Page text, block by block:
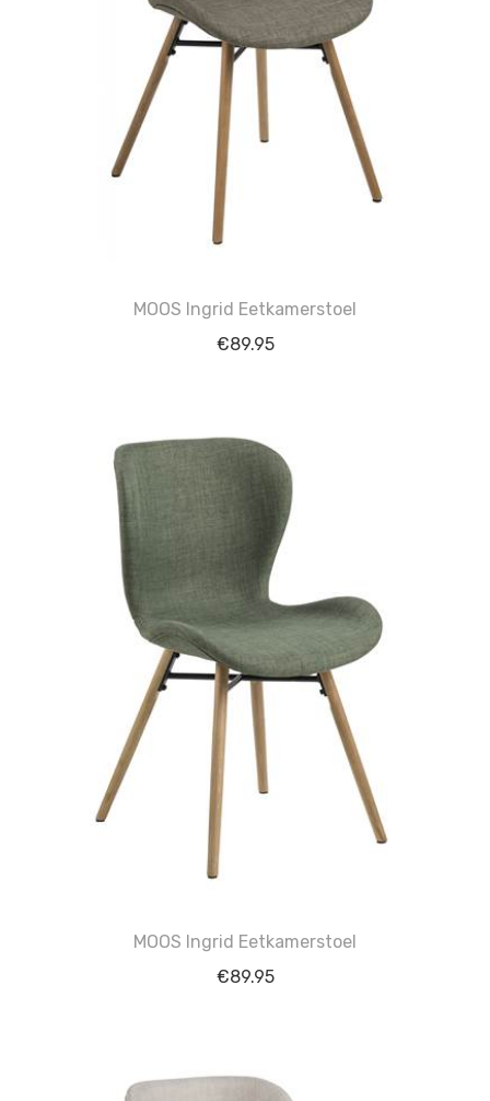
MOOS Ingrid Eetkamerstoel
€89.95
MOOS Ingrid Eetkamerstoel
€89.95